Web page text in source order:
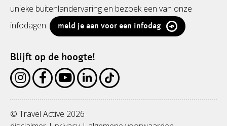
unieke buitenlandervaring en bezoek een van onze
infodagen.
meld je aan voor een infodag
Blijft op de hoogte!
© Travel Active 2026